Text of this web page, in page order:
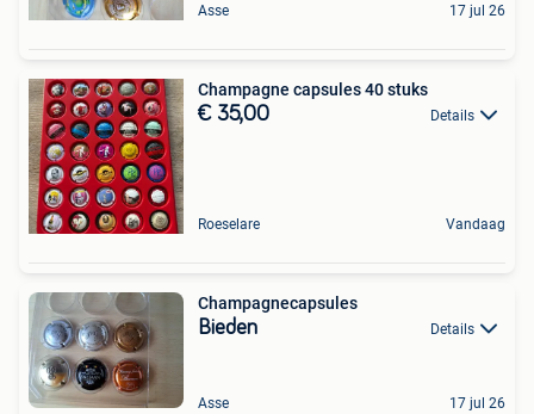
Asse 17 jul 26
Champagne capsules 40 stuks
€ 35,00 Details
Roeselare Vandaag
Champagnecapsules
Bieden Details
Asse 17 jul 26